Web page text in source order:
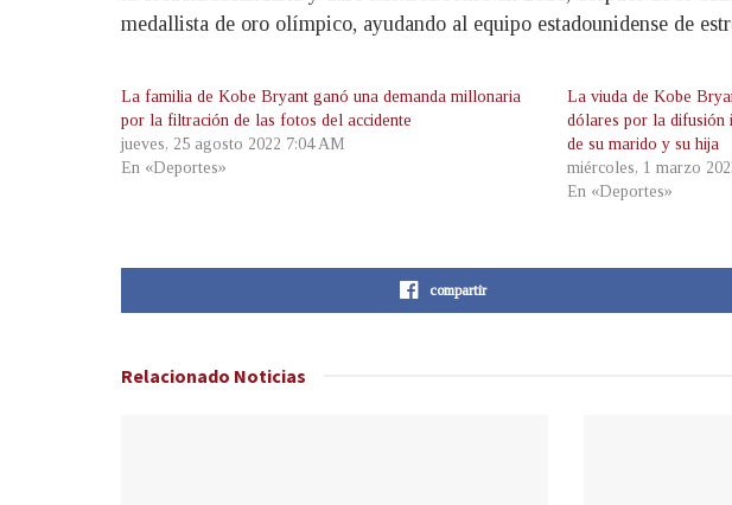
medallista de oro olímpico, ayudando al equipo estadounidense de
La familia de Kobe Bryant ganó una demanda millonaria
por la filtración de las fotos del accidente
jueves, 25 agosto 2022 7:04 AM
En «Deportes»
La viuda de Kobe
dólares por la difusión
de su marido y su hija
miércoles, 1 marzo
En «Deportes»
compartir
Relacionado Noticias